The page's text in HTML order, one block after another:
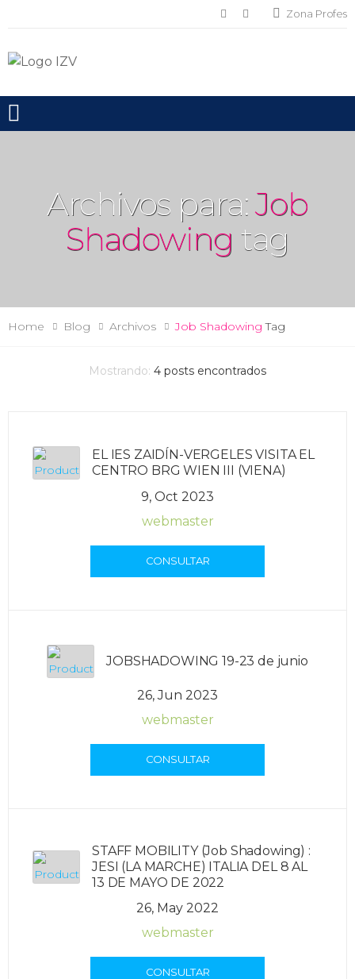
Zona Profes
Toggle mobile menu
Archivos para:Job
Shadowing tag
Home Blog Archivos Job Shadowing Tag
Mostrando: 4 posts encontrados
EL IES ZAIDÍN-VERGELES VISITA EL
CENTRO BRG WIEN III (VIENA)
9, Oct 2023
webmaster
CONSULTAR
JOBSHADOWING 19-23 de junio
26, Jun 2023
webmaster
CONSULTAR
STAFF MOBILITY (Job Shadowing) :
JESI (LA MARCHE) ITALIA DEL 8 AL
13 DE MAYO DE 2022
26, May 2022
webmaster
CONSULTAR